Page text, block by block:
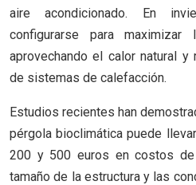
aire acondicionado. En
configurarse para
aprovechando el calor natural y
de sistemas de calefacción.
Estudios recientes han
pérgola bioclimática puede
200 y 500 euros en costos de
tamaño de la estructura y las